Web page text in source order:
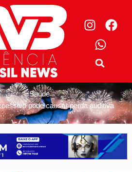
Saúde
pode causar perda auditiva